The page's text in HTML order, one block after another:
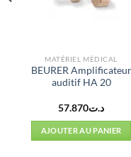
MATÉRIEL MÉDICAL
BEURER Amplificateur
auditif HA 20
د.ت57.870
AJOUTER AU PANIER